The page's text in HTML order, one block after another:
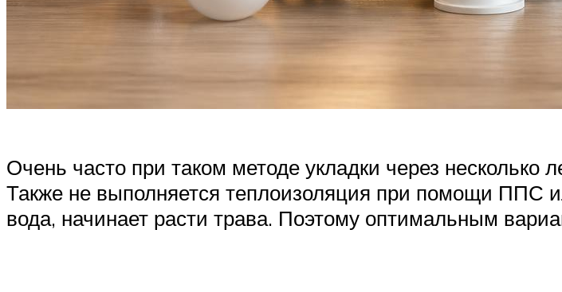
Очень часто при таком методе укладки через несколько
Также не выполняется теплоизоляция при помощи ППС
вода, начинает расти трава. Поэтому оптимальным